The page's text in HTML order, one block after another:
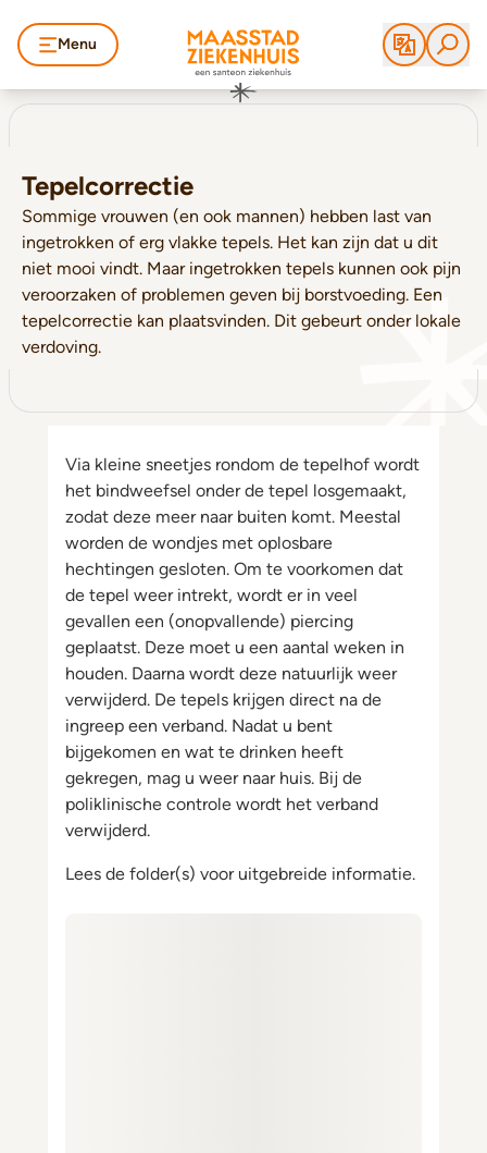
Menu
Tepelcorrectie
Sommige vrouwen (en ook mannen) hebben last van
ingetrokken of erg vlakke tepels. Het kan zijn dat u dit
niet mooi vindt. Maar ingetrokken tepels kunnen ook pijn
veroorzaken of problemen geven bij borstvoeding. Een
tepelcorrectie kan plaatsvinden. Dit gebeurt onder lokale
verdoving.
Via kleine sneetjes rondom de tepelhof wordt
het bindweefsel onder de tepel losgemaakt,
zodat deze meer naar buiten komt. Meestal
worden de wondjes met oplosbare
hechtingen gesloten. Om te voorkomen dat
de tepel weer intrekt, wordt er in veel
gevallen een (onopvallende) piercing
geplaatst. Deze moet u een aantal weken in
houden. Daarna wordt deze natuurlijk weer
verwijderd. De tepels krijgen direct na de
ingreep een verband. Nadat u bent
bijgekomen en wat te drinken heeft
gekregen, mag u weer naar huis. Bij de
poliklinische controle wordt het verband
verwijderd.
Lees de folder(s) voor uitgebreide informatie.